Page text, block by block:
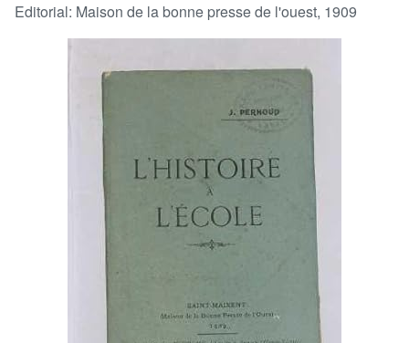
CERRAR
Editorial: Maison de la bonne presse de l'ouest, 1909